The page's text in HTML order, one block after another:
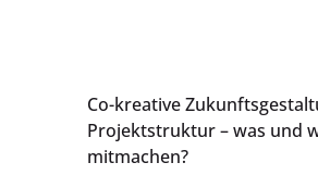
Co-kreative
Projektstruktur – was und
mitmachen?